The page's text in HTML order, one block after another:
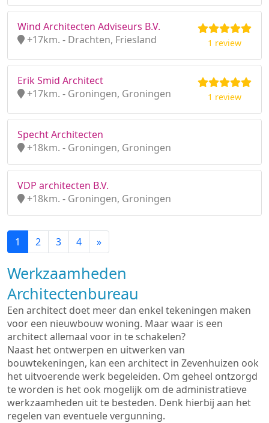
Wind Architecten Adviseurs B.V.
+17km. - Drachten, Friesland
1 review
Erik Smid Architect
+17km. - Groningen, Groningen
1 review
Specht Architecten
+18km. - Groningen, Groningen
VDP architecten B.V.
+18km. - Groningen, Groningen
1 2 3 4 »
Werkzaamheden
Architectenbureau
Een architect doet meer dan enkel tekeningen maken
voor een nieuwbouw woning. Maar waar is een
architect allemaal voor in te schakelen?
Naast het ontwerpen en uitwerken van
bouwtekeningen, kan een architect in Zevenhuizen ook
het uitvoerende werk begeleiden. Om geheel ontzorgd
te worden is het ook mogelijk om de administratieve
werkzaamheden uit te besteden. Denk hierbij aan het
regelen van eventuele vergunning.